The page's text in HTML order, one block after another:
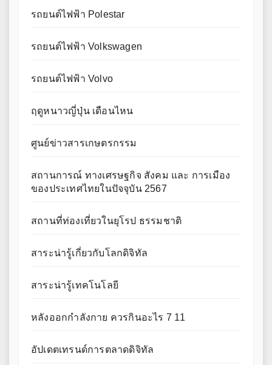
รถยนต์ไฟฟ้า Polestar
รถยนต์ไฟฟ้า Volkswagen
รถยนต์ไฟฟ้า Volvo
ฤดูหนาวญี่ปุ่น เดือนไหน
ศูนย์ข่าวสารเกษตรกรรม
สถานการณ์ ทางเศรษฐกิจ สังคม และ การเมือง
ของประเทศไทยในปัจจุบัน 2567
สถานที่ท่องเที่ยวในยุโรป ธรรมชาติ
สาระน่ารู้เกี่ยวกับโลกดิจิทัล
สาระน่ารู้เทคโนโลยี
หลังออกกําลังกาย ควรกินอะไร 7 11
อัปเดตเทรนด์การตลาดดิจิทัล